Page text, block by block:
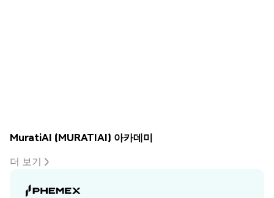
MuratiAI (MURATIAI) 아카데미
더 보기